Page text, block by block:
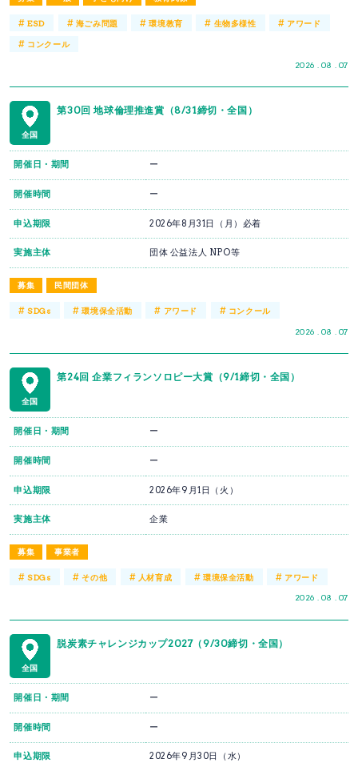
2026 . 08 . 07
#ESD # 海ごみ問題 #環境教育 # 生物多様性 # アワード
# コンクール
全国
第30回 地球倫理推進賞（8/31締切・全国）
募集 民間団体
2026 . 08 . 07
開催日・期間 ー
開催時間 ー
申込期限 2026年8月31日（月）必着
実施主体 団体 公益法人 NPO等
#SDGs #環境保全活動 # アワード # コンクール
全国
第24回 企業フィランソロピー大賞（9/1締切・全国）
募集 事業者
2026 . 08 . 07
開催日・期間 ー
開催時間 ー
申込期限 2026年9月1日（火）
実施主体 企業
#SDGs #その他 # 人材育成 # 環境保全活動 # アワード
全国
脱炭素チャレンジカップ2027（9/30締切・全国）
開催日・期間 ー
開催時間 ー
申込期限 2026年9月30日（水）